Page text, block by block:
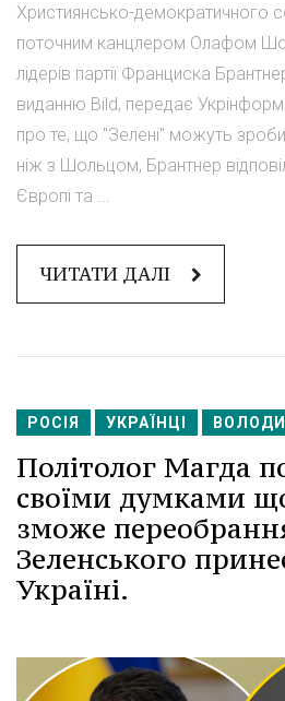
Християнсько-демократичного
поточним канцлером Олафом
лідерів партії Франциска
виданню Bild, передає
про те, що "Зелені" можуть
ніж з Шольцом, Брантнер
Європі та ...
ЧИТАТИ ДАЛІ
РОСІЯ УКРАЇНЦІ
Політолог Магда
своїми думками
зможе
Зеленського
Україні.